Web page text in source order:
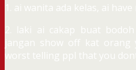
1. ai wanita ada kelas, ai
2. laki ai cakap buat
jangan show off kat orang
worst telling ppl that you